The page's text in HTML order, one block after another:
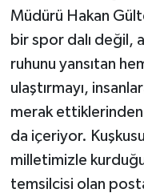
Müdürü Hakan
bir spor dalı değil,
ruhunu yansıtan
ulaştırmayı,
merak ettiklerinden
da içeriyor.
milletimizle
temsilcisi olan